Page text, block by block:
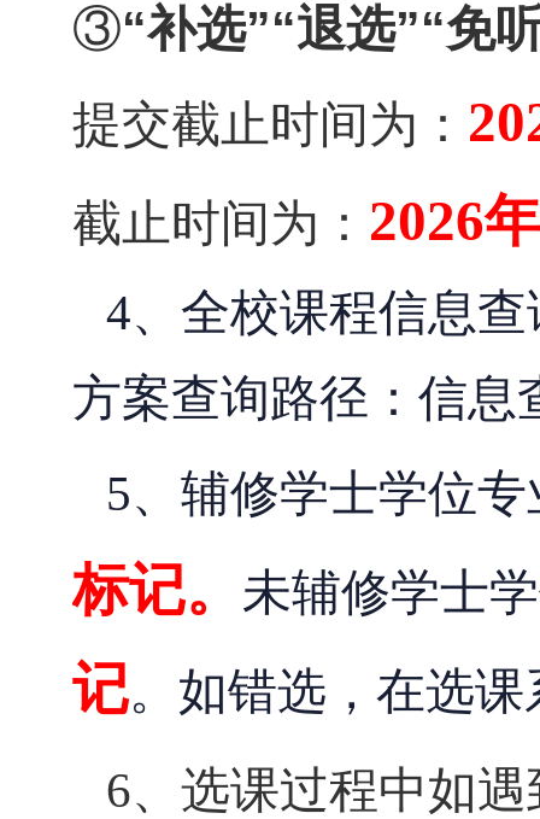
③“补选”“退选”“免
提交截止时间为：
截止时间为： 2026年
4、全校课程信息
方案查询路径：信息
5、辅修学士学位
标记。 未辅修学士
记。如错选，在选
6、选课过程中如